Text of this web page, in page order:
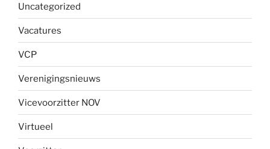
Uncategorized
Vacatures
VCP
Verenigingsnieuws
Vicevoorzitter NOV
Virtueel